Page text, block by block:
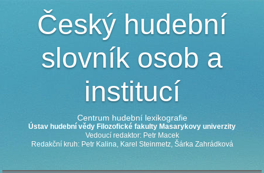
Český hudební
slovník osob a
institucí
Centrum hudební lexikografie
Ústav hudební vědy Filozofické fakulty Masarykovy univerzity
Vedoucí redaktor: Petr Macek
Redakční kruh: Petr Kalina, Karel Steinmetz, Šárka Zahrádková